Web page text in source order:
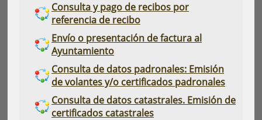
Consulta y pago de recibos por
referencia de recibo
Envío o presentación de factura al
Ayuntamiento
Consulta de datos padronales: Emisión
de volantes y/o certificados padronales
Consulta de datos catastrales. Emisión de
certificados catastrales